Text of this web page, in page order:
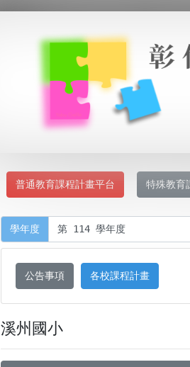
普通教育課程計畫平台 特殊教育
學年度
公告事項 各校課程計畫
溪州國小